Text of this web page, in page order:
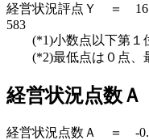
経営状況評点Ｙ ＝
583
(*1)小数点以下第１
(*2)最低点は０点、最
経営状況点数Ａ
経営状況点数Ａ ＝ -